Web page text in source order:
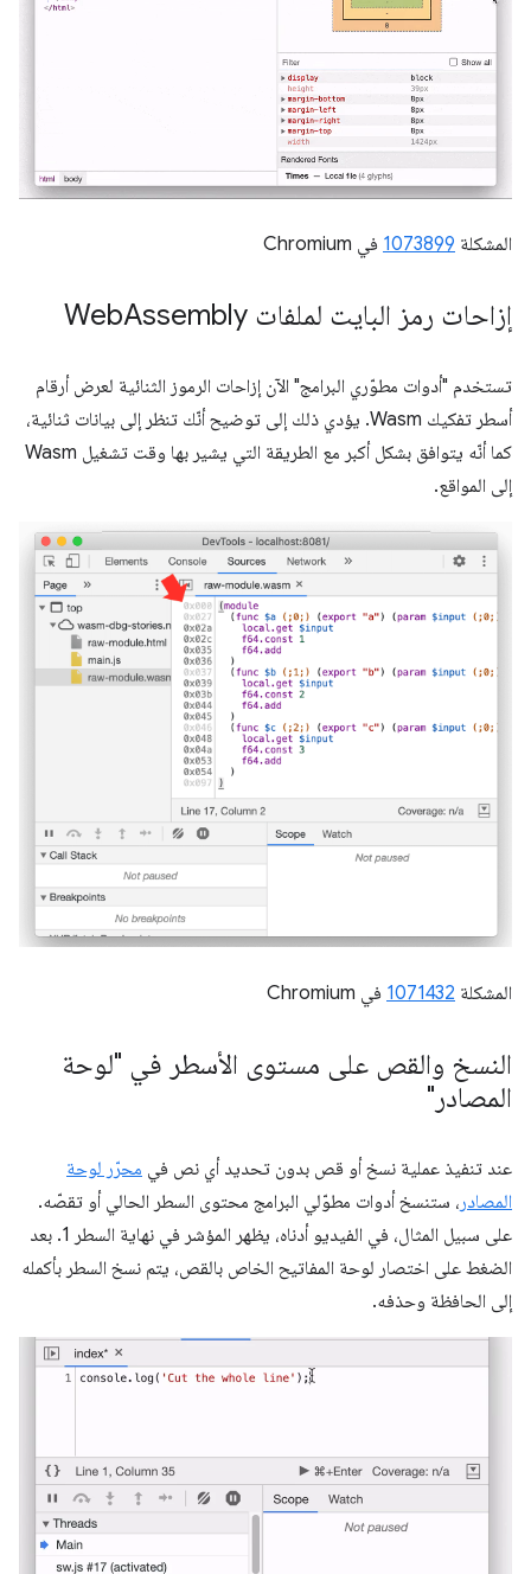
المشكلة 1073899 في Chromium
إزاحات رمز البايت لملفات Web Assembly
تستخدم "أدوات مطوّري البرامج" الآن إزاحات الرموز الثنائية لعرض أرقام
أسطر تفكيك Wasm. يؤدي ذلك إلى توضيح أنّك تنظر إلى بيانات ثنائية،
كما أنّه يتوافق بشكل أكبر مع الطريقة التي يشير بها وقت تشغيل Wasm
إلى المواقع.
المشكلة 1071432 في Chromium
النسخ والقص على مستوى الأسطر في "لوحة
المصادر"
عند تنفيذ عملية نسخ أو قص بدون تحديد أي نص في محرّر لوحة
المصادر ، ستنسخ أدوات مطوّلي البرامج محتوى السطر الحالي أو تقصّه.
على سبيل المثال، في الفيديو أدناه، يظهر المؤشر في نهاية السطر 1. بعد
الضغط على اختصار لوحة المفاتيح الخاص بالقص، يتم نسخ السطر بأكمله
إلى الحافظة وحذفه.